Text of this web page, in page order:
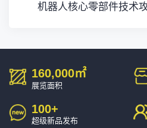
机器人核心零部件技术
160,000㎡
展览面积
100+
超级新品发布